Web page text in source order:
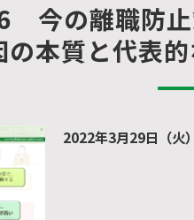
　今の離職防
の本質と代表
2022年3月29日（火